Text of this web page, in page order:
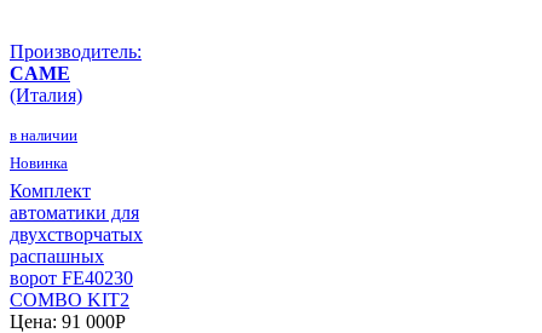
Производитель:
CAME
(Италия)
в наличии
Новинка
Комплект
автоматики для
двухстворчатых
распашных
ворот FE40230
COMBO KIT2
Цена: 91 000P